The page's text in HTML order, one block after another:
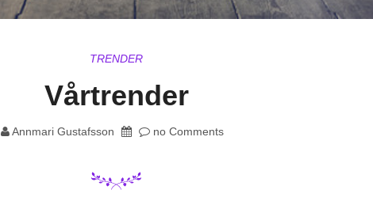
TRENDER
Vårtrender
Annmari Gustafsson no Comments